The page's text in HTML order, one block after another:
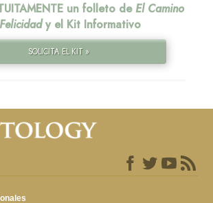
un folleto de El Camino
y el Kit Informativo
SOLICITA EL KIT »